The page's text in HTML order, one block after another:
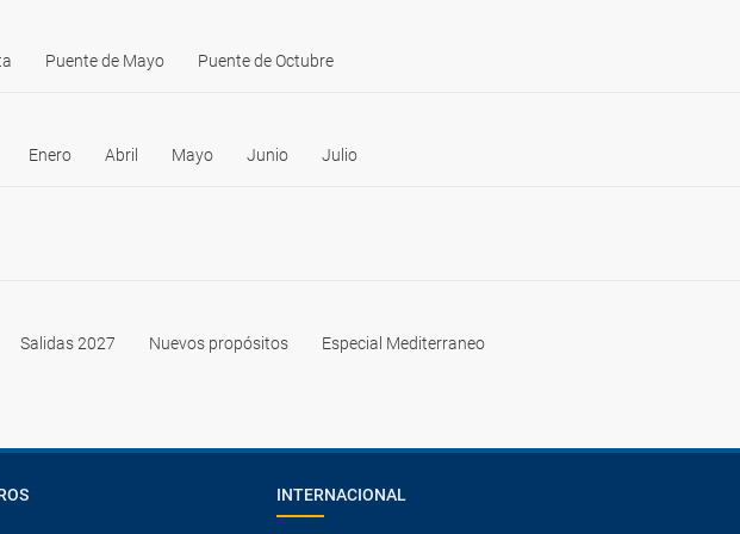
Puente de Mayo Puente de Octubre
Enero Abril Mayo Junio Julio
Salidas 2027 Nuevos propósitos Especial Mediterraneo
INTERNACIONAL